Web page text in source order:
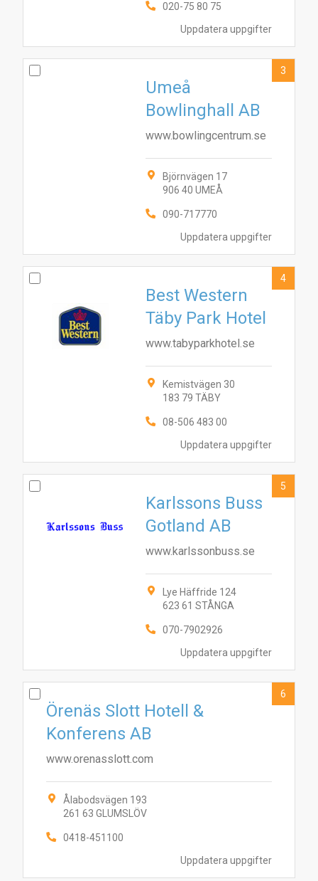
Uppdatera uppgifter
020-75 80 75
Uppdatera uppgifter
Umeå
Bowlinghall AB
www.bowlingcentrum.se
Björnvägen 17
906 40 UMEÅ
090-717770
3
Uppdatera uppgifter
Best Western
Täby Park Hotel
www.tabyparkhotel.se
Kemistvägen 30
183 79 TÄBY
08-506 483 00
4
Uppdatera uppgifter
Karlssons Buss
Gotland AB
www.karlssonbuss.se
Lye Häffride 124
623 61 STÅNGA
070-7902926
5
Uppdatera uppgifter
Örenäs Slott Hotell &
Konferens AB
www.orenasslott.com
Ålabodsvägen 193
261 63 GLUMSLÖV
0418-451100
6